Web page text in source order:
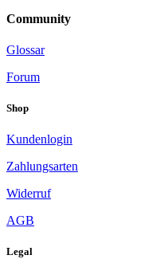
Community
Glossar
Forum
Shop
Kundenlogin
Zahlungsarten
Widerruf
AGB
Legal